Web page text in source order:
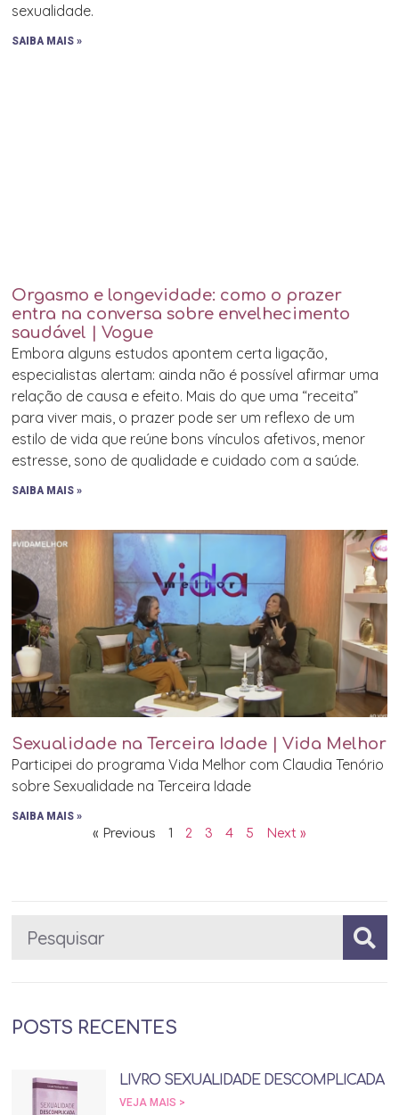
sexualidade.
SAIBA MAIS »
Orgasmo e longevidade: como o prazer
entra na conversa sobre envelhecimento
saudável | Vogue
Embora alguns estudos apontem certa ligação,
especialistas alertam: ainda não é possível afirmar uma
relação de causa e efeito. Mais do que uma “receita”
para viver mais, o prazer pode ser um reflexo de um
estilo de vida que reúne bons vínculos afetivos, menor
estresse, sono de qualidade e cuidado com a saúde.
SAIBA MAIS »
Sexualidade na Terceira Idade | Vida Melhor
Participei do programa Vida Melhor com Claudia Tenório
sobre Sexualidade na Terceira Idade
SAIBA MAIS »
« Previous 1 2 3 4 5 Next »
POSTS RECENTES
LIVRO SEXUALIDADE DESCOMPLICADA
VEJA MAIS >